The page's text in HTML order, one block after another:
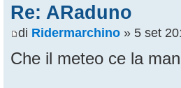
Re: ARaduno
di Ridermarchino » 5 set
Che il meteo ce la